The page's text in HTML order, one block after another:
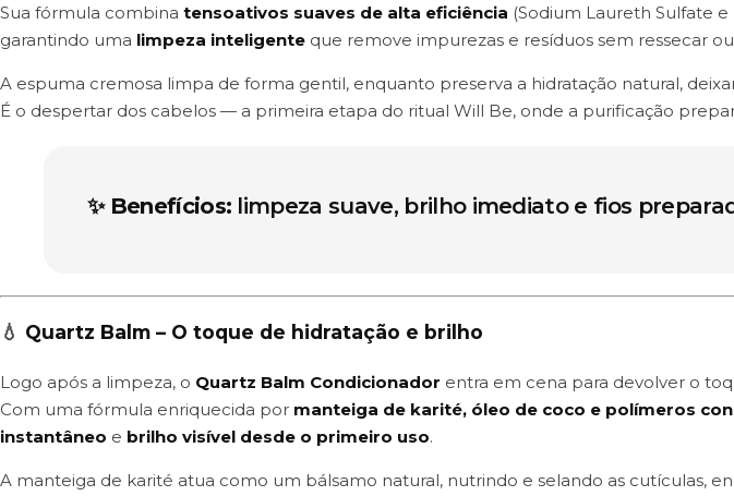
Sua fórmula combina tensoativos suaves de alta eficiência (Sodium Laureth Sulfate
garantindo uma limpeza inteligente que remove impurezas e resíduos sem ressecar
A espuma cremosa limpa de forma gentil, enquanto preserva a hidratação natural,
É o despertar dos cabelos — a primeira etapa do ritual Will Be, onde a purificação
✨ Benefícios: limpeza suave, brilho imediato e fios
💧 Quartz Balm – O toque de hidratação e brilho
Logo após a limpeza, o Quartz Balm Condicionador entra em cena para devolver o
Com uma fórmula enriquecida por manteiga de karité, óleo de coco e polímeros
instantâneo e brilho visível desde o primeiro uso.
A manteiga de karité atua como um bálsamo natural, nutrindo e selando as cutículas,